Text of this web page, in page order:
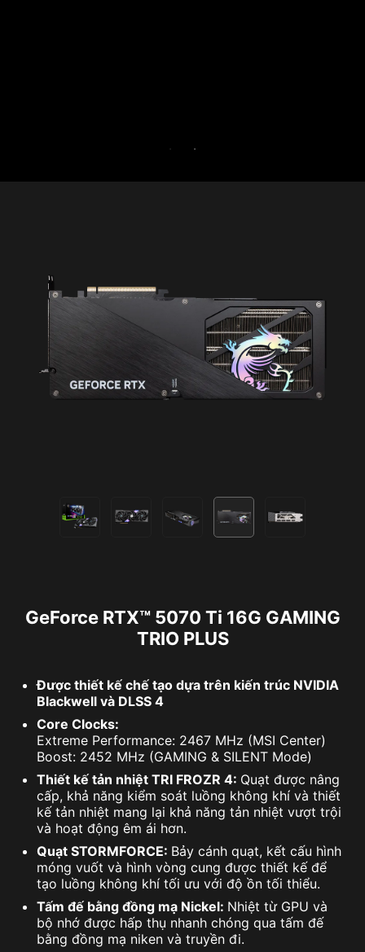
GeForce RTX™ 5070 Ti 16G GAMING
TRIO PLUS
Được thiết kế chế tạo dựa trên kiến ​​trúc NVIDIA
Blackwell và DLSS 4
Core Clocks:
Extreme Performance: 2467 MHz (MSI Center)
Boost: 2452 MHz (GAMING & SILENT Mode)
Thiết kế tản nhiệt TRI FROZR 4: Quạt được nâng
cấp, khả năng kiểm soát luồng không khí và thiết
kế tản nhiệt mang lại khả năng tản nhiệt vượt trội
và hoạt động êm ái hơn.
Quạt STORMFORCE: Bảy cánh quạt, kết cấu hình
móng vuốt và hình vòng cung được thiết kế để
tạo luồng không khí tối ưu với độ ồn tối thiểu.
Tấm đế bằng đồng mạ Nickel: Nhiệt từ GPU và
bộ nhớ được hấp thụ nhanh chóng qua tấm đế
bằng đồng mạ niken và truyền đi.